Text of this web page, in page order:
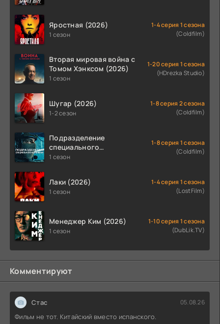
Яростная (2026)
1 сезон
1-4 серия 1 сезона
(Coldfilm)
Вторая мировая война с
Томом Хэнксом (2026)
1 сезон
1-20 серия 1 сезона
(HDrezka Studio)
Шугар (2026)
1-2 сезон
1-8 серия 2 сезона
(Coldfilm)
Подразделение
специального
назначения (2026)
1 сезон
1-8 серия 1 сезона
(Coldfilm)
Лаки (2026)
1 сезон
1-4 серия 1 сезона
(LostFilm)
Менеджер Ким (2026)
1 сезон
1-10 серия 1 сезона
(DubLik.TV)
Комментируют
Стас 05.08.26
Фильм не тот. Китайский вместо испанского.